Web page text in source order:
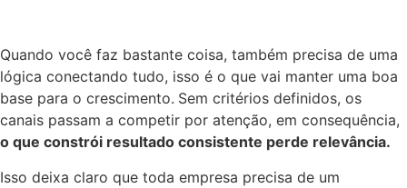
Quando você faz bastante coisa, também precisa de uma
lógica conectando tudo, isso é o que vai manter uma boa
base para o crescimento. Sem critérios definidos, os
canais passam a competir por atenção, em consequência,
o que constrói resultado consistente perde relevância.
Isso deixa claro que toda empresa precisa de um